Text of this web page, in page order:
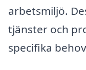
arbetsmiljö.
tjänster och
specifika